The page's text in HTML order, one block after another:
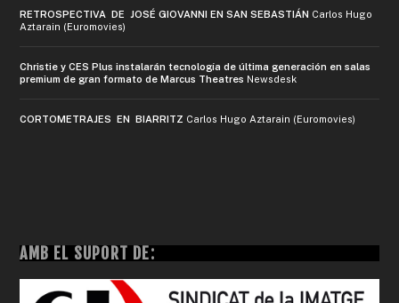
RETROSPECTIVA DE JOSÉ GIOVANNI EN SAN SEBASTIÁN Carlos Hugo
Aztarain (Euromovies)
Christie y CES Plus instalarán tecnología de última generación en salas
premium de gran formato de Marcus Theatres Newsdesk
CORTOMETRAJES EN BIARRITZ Carlos Hugo Aztarain (Euromovies)
AMB EL SUPORT DE: